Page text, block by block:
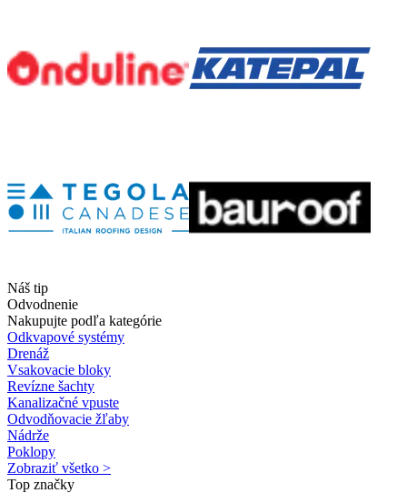
Náš tip
Odvodnenie
Nakupujte podľa kategórie
Odkvapové systémy
Drenáž
Vsakovacie bloky
Revízne šachty
Kanalizačné vpuste
Odvodňovacie žľaby
Nádrže
Poklopy
Zobraziť všetko >
Top značky